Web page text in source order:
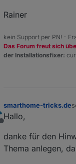
Rainer
kein Support per PN! -
Das Forum freut sich
der Installationsfixer:
Offline
smarthome-tricks.de
Hallo,
danke für den
Thema anlegen,